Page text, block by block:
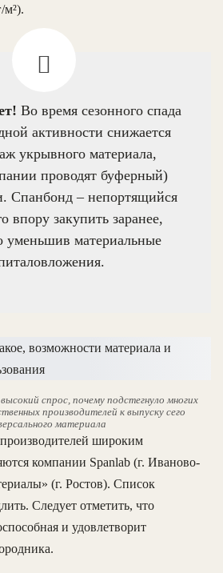
м²).
Во время сезонного спада
активности снижается
укрывного материала,
проводят буферный)
Спанбонд – непортящийся
впору закупить заранее,
уменьшив материальные
спрос, почему подстегнуло многих
производителей к выпуску сего
материала
широким
компании Spanlab (г. Иваново-
(г. Ростов). Список
Следует отметить, что
и удовлетворит